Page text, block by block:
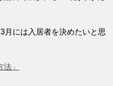
月には入居者を決めたいと思
」